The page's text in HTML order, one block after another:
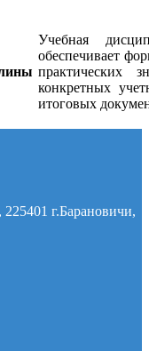
Учебная
обеспечивает
практических
конкретных
итоговых
г.Барановичи,